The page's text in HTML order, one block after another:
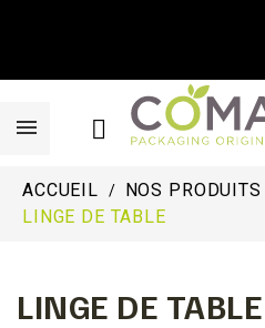
ACCUEIL NOS PRODUITS
LINGE DE TABLE
LINGE DE TABLE